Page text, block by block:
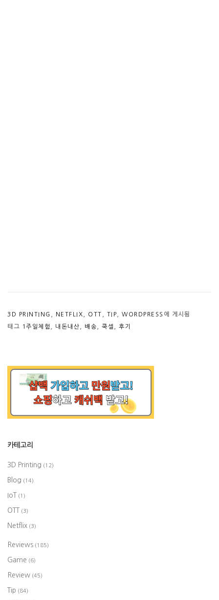
3D PRINTING NETFLIX OTT TIP WORDPRESS 에 게시됨
태그 1주일체험 내돈내산 배송 쿡셀 후기
카테고리
3D Printing (12)
Blog (14)
IoT (1)
OTT (3)
Netflix (3)
Reviews (185)
Game (6)
Review (45)
Tip (84)